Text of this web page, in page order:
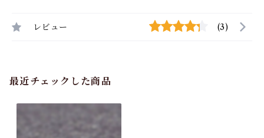
レビュー (3)
最近チェックした商品